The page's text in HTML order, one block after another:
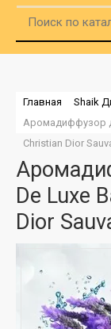
Главная
Shaik
Аромадиффузор
Christian Dior
De Luxe
Dior